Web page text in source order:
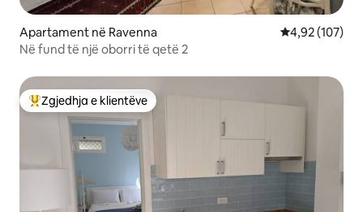
Apartament në Ravenna Vlerësimi
4,92 (107)
Në fund të një oborri të qetë 2
Më të mirat e zgjedhjeve të klientëve
Zgjedhja e klientëve